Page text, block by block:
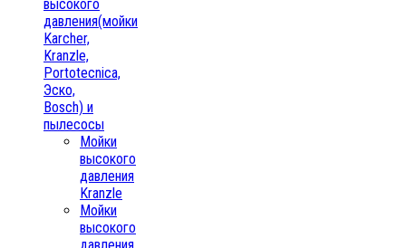
высокого
давления(мойки
Karcher,
Kranzle,
Portotecnica,
Эско,
Bosch) и
пылесосы
Мойки
высокого
давления
Kranzle
Мойки
высокого